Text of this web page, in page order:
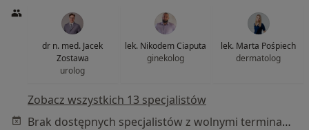
dr n. med. Jacek
Zostawa
urolog
lek. Nikodem Ciaputa
ginekolog
lek. Marta Pośpiech
dermatolog
Zobacz wszystkich 13 specjalistów
Brak dostępnych specjalistów z wolnymi terminami w tym centrum medycznym.